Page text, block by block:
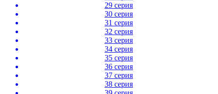
29 серия
30 серия
31 серия
32 серия
33 серия
34 серия
35 серия
36 серия
37 серия
38 серия